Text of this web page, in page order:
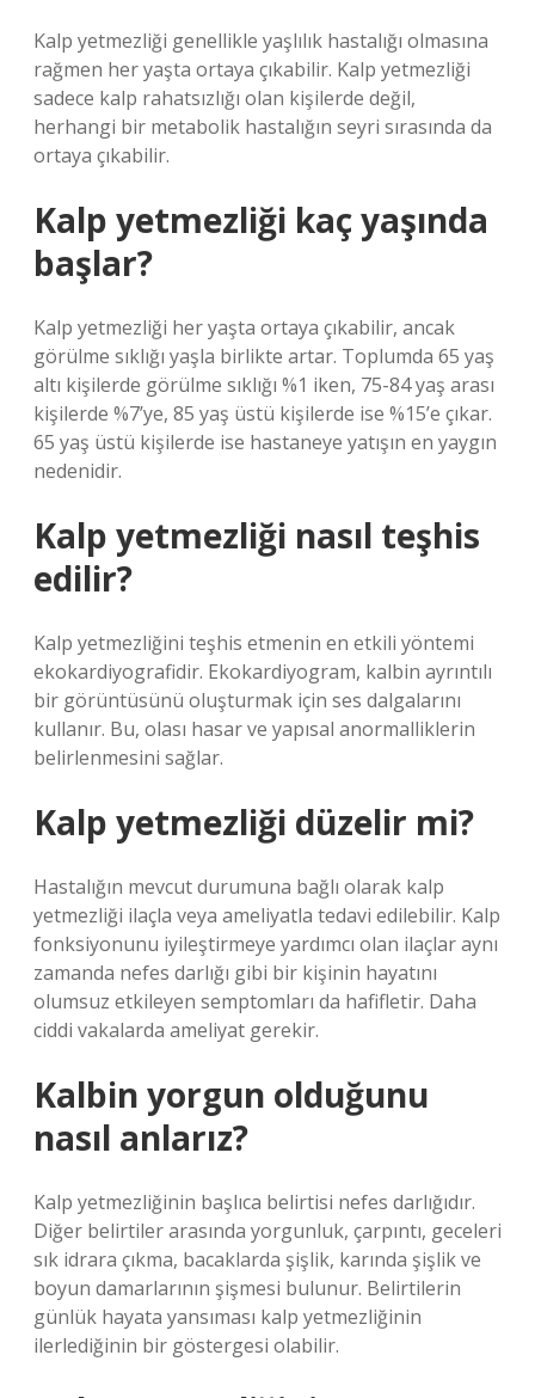
Kalp yetmezliği genellikle yaşlılık hastalığı olmasına
rağmen her yaşta ortaya çıkabilir. Kalp yetmezliği
sadece kalp rahatsızlığı olan kişilerde değil,
herhangi bir metabolik hastalığın seyri sırasında da
ortaya çıkabilir.
Kalp yetmezliği kaç yaşında
başlar?
Kalp yetmezliği her yaşta ortaya çıkabilir, ancak
görülme sıklığı yaşla birlikte artar. Toplumda 65 yaş
altı kişilerde görülme sıklığı %1 iken, 75-84 yaş arası
kişilerde %7’ye, 85 yaş üstü kişilerde ise %15’e çıkar.
65 yaş üstü kişilerde ise hastaneye yatışın en yaygın
nedenidir.
Kalp yetmezliği nasıl teşhis
edilir?
Kalp yetmezliğini teşhis etmenin en etkili yöntemi
ekokardiyografidir. Ekokardiyogram, kalbin ayrıntılı
bir görüntüsünü oluşturmak için ses dalgalarını
kullanır. Bu, olası hasar ve yapısal anormalliklerin
belirlenmesini sağlar.
Kalp yetmezliği düzelir mi?
Hastalığın mevcut durumuna bağlı olarak kalp
yetmezliği ilaçla veya ameliyatla tedavi edilebilir. Kalp
fonksiyonunu iyileştirmeye yardımcı olan ilaçlar aynı
zamanda nefes darlığı gibi bir kişinin hayatını
olumsuz etkileyen semptomları da hafifletir. Daha
ciddi vakalarda ameliyat gerekir.
Kalbin yorgun olduğunu
nasıl anlarız?
Kalp yetmezliğinin başlıca belirtisi nefes darlığıdır.
Diğer belirtiler arasında yorgunluk, çarpıntı, geceleri
sık idrara çıkma, bacaklarda şişlik, karında şişlik ve
boyun damarlarının şişmesi bulunur. Belirtilerin
günlük hayata yansıması kalp yetmezliğinin
ilerlediğinin bir göstergesi olabilir.